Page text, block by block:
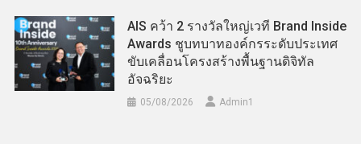
AIS คว้า 2 รางวัลใหญ่เวที Brand Inside
Awards ชูบทบาทองค์กรระดับประเทศ
ขับเคลื่อนโครงสร้างพื้นฐานดิจิทัล
อัจฉริยะ
05/08/2026 Admin​1